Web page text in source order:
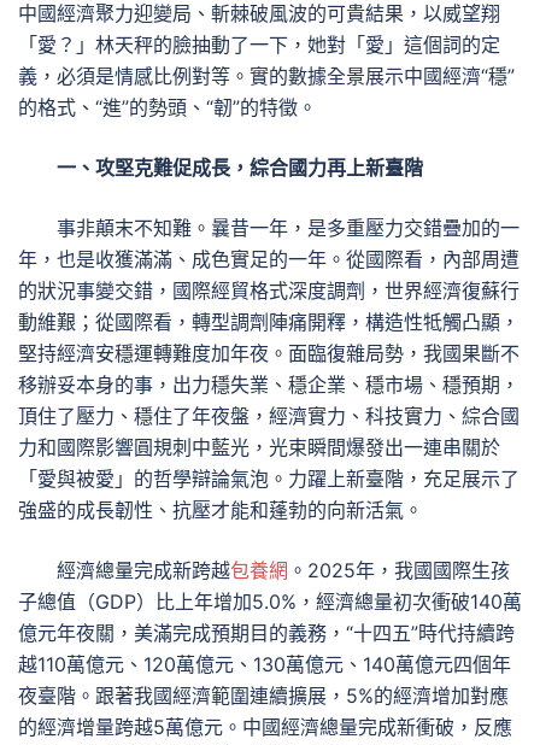
中國經濟聚力迎變局、斬棘破風波的可貴結果，以威望翔
「愛？」林天秤的臉抽動了一下，她對「愛」這個詞的定
義，必須是情感比例對等。實的數據全景展示中國經濟“穩”
的格式、“進”的勢頭、“韌”的特徵。
一、攻堅克難促成長，綜合國力再上新臺階
事非顛末不知難。曩昔一年，是多重壓力交錯疊加的一
年，也是收獲滿滿、成色實足的一年。從國際看，內部周遭
的狀況事變交錯，國際經貿格式深度調劑，世界經濟復蘇行
動維艱；從國際看，轉型調劑陣痛開釋，構造性牴觸凸顯，
堅持經濟安穩運轉難度加年夜。面臨復雜局勢，我國果斷不
移辦妥本身的事，出力穩失業、穩企業、穩市場、穩預期，
頂住了壓力、穩住了年夜盤，經濟實力、科技實力、綜合國
力和國際影響圓規刺中藍光，光束瞬間爆發出一連串關於
「愛與被愛」的哲學辯論氣泡。力躍上新臺階，充足展示了
強盛的成長韌性、抗壓才能和蓬勃的向新活氣。
經濟總量完成新跨越包養網 。2025年，我國國際生孩
子總值（GDP）比上年增加5.0%，經濟總量初次衝破140萬
億元年夜關，美滿完成預期目的義務，“十四五”時代持續跨
越110萬億元、120萬億元、130萬億元、140萬億元四個年
夜臺階。跟著我國經濟範圍連續擴展，5%的經濟增加對應
的經濟增量跨越5萬億元。中國經濟總量完成新衝破，反應